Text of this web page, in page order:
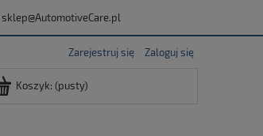
Zarejestruj się Zaloguj się
Koszyk: (pusty)